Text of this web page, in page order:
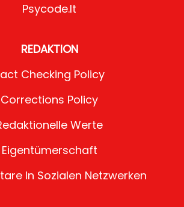
Psycode.it
REDAKTION
Checking Policy
Corrections Policy
Werte
Eigentümerschaft
In Sozialen Netzwerken